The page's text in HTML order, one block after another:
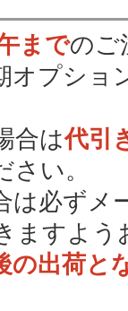
までのご
オプショ
合は代引
さい。
は必ずメ
ますよう
の出荷と